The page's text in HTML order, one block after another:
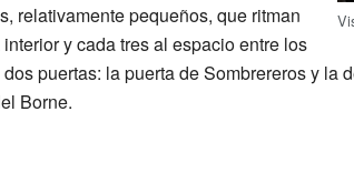
relativamente pequeños, que ritman
y cada tres al espacio entre los
puertas: la puerta de Sombrereros y la
Borne.